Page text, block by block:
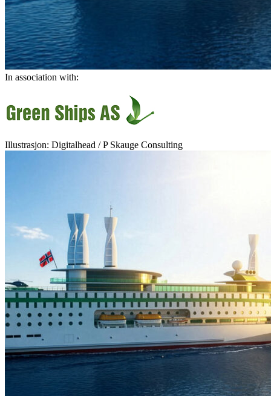
In association with:
Illustrasjon: Digitalhead / P Skauge Consulting